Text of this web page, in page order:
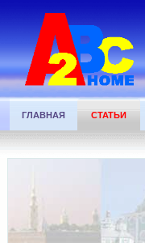
ГЛАВНАЯ СТАТЬИ